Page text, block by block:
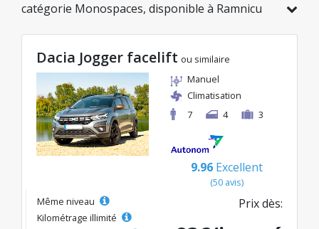
catégorie Monospaces, disponible à Ramnicu
dans la catégorie sélectionnée, avec des tarifs
avantageux débutant à seulement 83€/jour.
Dacia Jogger facelift ou similaire
Manuel
Climatisation
7
4 3
9.96 Excellent
(50 avis)
Même niveau
Kilométrage illimité
Prix dès: